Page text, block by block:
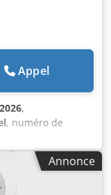
Appel
2026,
, numéro de
60 l, Certifié
Machine à
de blé – Levain
Annonce